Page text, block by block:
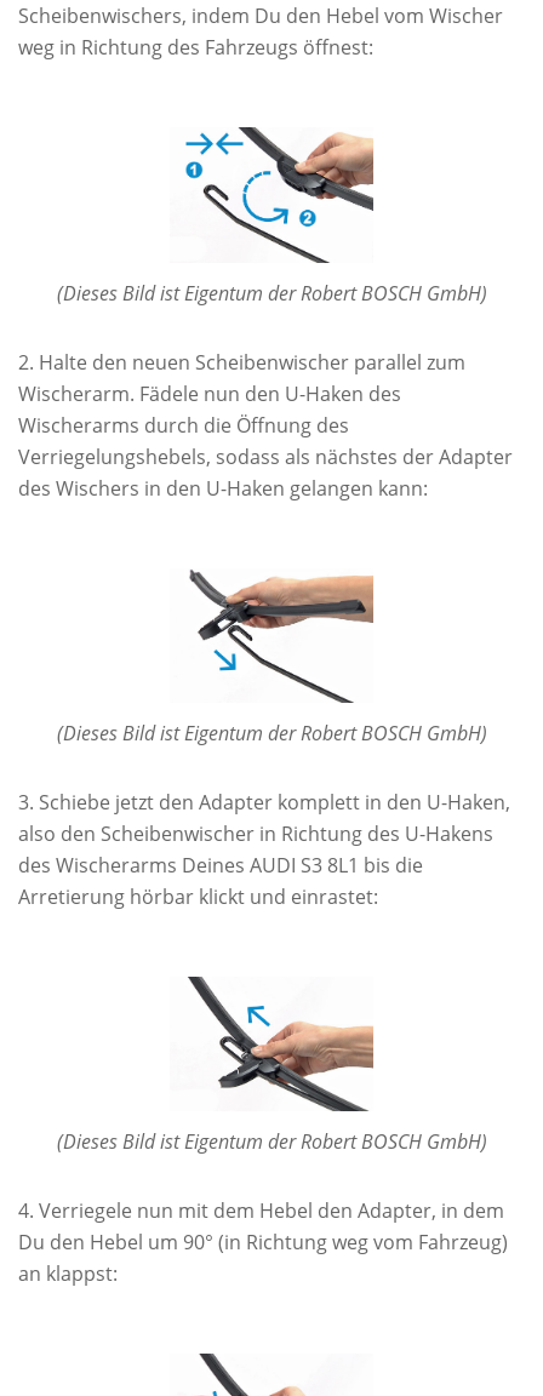
Scheibenwischers, indem Du den Hebel vom Wischer
weg in Richtung des Fahrzeugs öffnest:
(Dieses Bild ist Eigentum der Robert BOSCH GmbH)
Halte den neuen Scheibenwischer parallel zum
Wischerarm. Fädele nun den U-Haken des
Wischerarms durch die Öffnung des
Verriegelungshebels, sodass als nächstes der Adapter
des Wischers in den U-Haken gelangen kann:
(Dieses Bild ist Eigentum der Robert BOSCH GmbH)
Schiebe jetzt den Adapter komplett in den U-Haken,
also den Scheibenwischer in Richtung des U-Hakens
des Wischerarms Deines AUDI S3 8L1 bis die
Arretierung hörbar klickt und einrastet:
(Dieses Bild ist Eigentum der Robert BOSCH GmbH)
Verriegele nun mit dem Hebel den Adapter, in dem
Du den Hebel um 90° (in Richtung weg vom Fahrzeug)
an klappst: